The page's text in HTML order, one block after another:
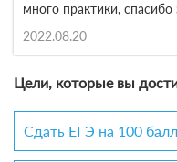
много практики,
2022.08.20
Цели, которые вы
Сдать ЕГЭ на 100